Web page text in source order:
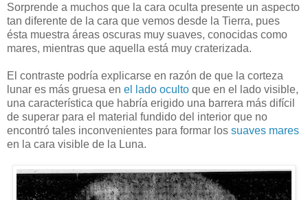
Sorprende a muchos que la cara oculta presente un aspecto
tan diferente de la cara que vemos desde la Tierra, pues
ésta muestra áreas oscuras muy suaves, conocidas como
mares, mientras que aquella está muy craterizada.
El contraste podría explicarse en razón de que la corteza
lunar es más gruesa en el lado oculto que en el lado visible,
una característica que habría erigido una barrera más difícil
de superar para el material fundido del interior que no
encontró tales inconvenientes para formar los suaves mares
en la cara visible de la Luna.